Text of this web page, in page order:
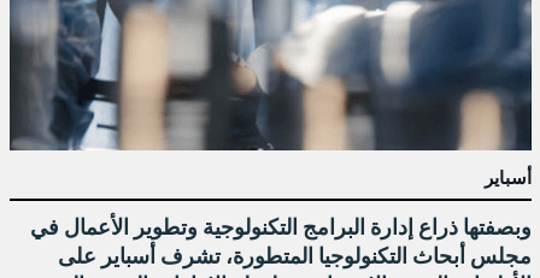
أسباير
وبصفتها ذراع إدارة البرامج التكنولوجية وتطوير الأعمال في
مجلس أبحاث التكنولوجيا المتطورة، تشرف أسباير على